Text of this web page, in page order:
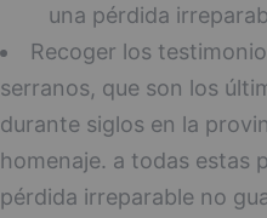
una pérdida
Recoger los
serranos, que son los
durante siglos en la
homenaje. a todas estas
pérdida irreparable no